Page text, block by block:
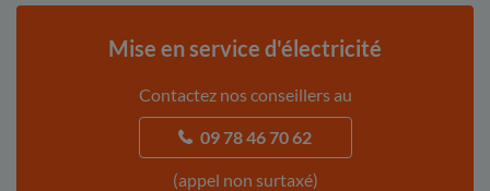
Mise en service d'électricité
Contactez nos conseillers au
09 78 46 70 62
(appel non surtaxé)